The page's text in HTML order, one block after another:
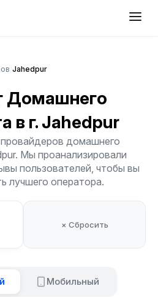
Jahedpur
Домашнего
в г. Jahedpur
домашнего
Мы проанализировали
пользователей, чтобы вы
лучшего оператора.
× Сбросить
Мобильный